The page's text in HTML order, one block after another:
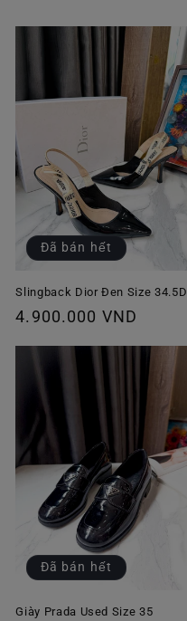
Đã bán hết
Slingback Dior Đen Size 34.5D
Giá
thường
4.900.000 VND
Đã bán hết
Giày Prada Used Size 35